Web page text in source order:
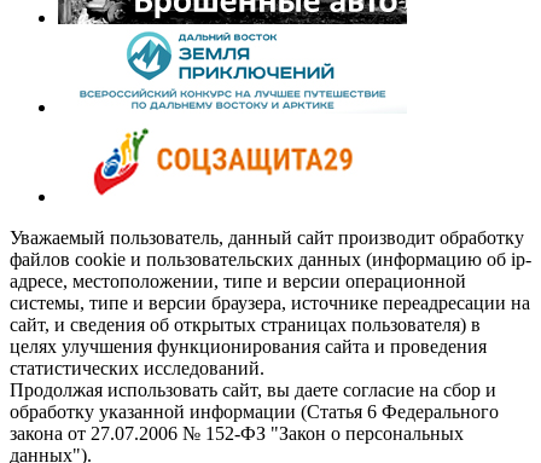
Уважаемый пользователь, данный сайт производит обработку
файлов cookie и пользовательских данных (информацию об ip-
адресе, местоположении, типе и версии операционной
системы, типе и версии браузера, источнике переадресации на
сайт, и сведения об открытых страницах пользователя) в
целях улучшения функционирования сайта и проведения
статистических исследований.
Продолжая использовать сайт, вы даете согласие на сбор и
обработку указанной информации (Статья 6 Федерального
закона от 27.07.2006 № 152-ФЗ "Закон о персональных
данных").